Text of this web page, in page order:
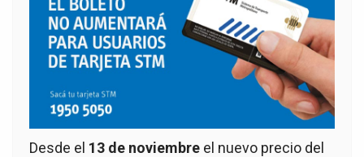
Desde el 13 de noviembre el nuevo precio del